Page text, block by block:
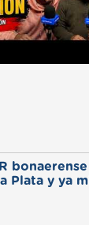
Plata y ya